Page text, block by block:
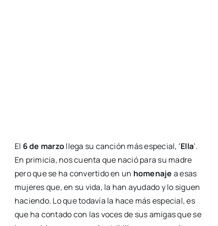
El 6 de marzollega su canción más especial, ‘Ella‘.
En primicia, nos cuenta que nació para su madre
pero que se ha convertido en un homenaje a esas
mujeres que, en su vida, la han ayudado y lo siguen
haciendo. Lo que todavía la hace más especial, es
que ha contado con las voces de sus amigas que se